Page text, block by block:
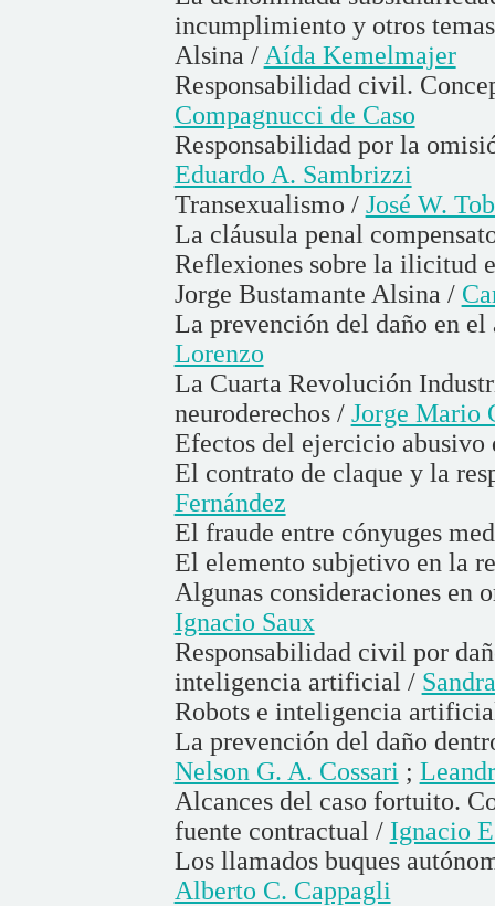
incumplimiento y otros
Alsina / Aída Kemelmajer
Responsabilidad civil.
Compagnucci de Caso
Responsabilidad por la
Eduardo A. Sambrizzi
Transexualismo / José W.
La cláusula penal
Reflexiones sobre la ilicitud
Jorge Bustamante Alsina /
La prevención del daño en
Lorenzo
La Cuarta Revolución
neuroderechos / Jorge Mario
Efectos del ejercicio abusivo
El contrato de claque y la
Fernández
El fraude entre cónyuges
El elemento subjetivo en la
Algunas consideraciones en
Ignacio Saux
Responsabilidad civil por
inteligencia artificial /
Robots e inteligencia
La prevención del daño
Nelson G. A. Cossari ;
Alcances del caso fortuito.
fuente contractual / Ignacio
Los llamados buques
Alberto C. Cappagli